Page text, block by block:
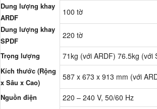
Dung lượng khay
ARDF
100 tờ
Dung lượng khay
SPDF
220 tờ
Trọng lượng 71kg (với ARDF) 76.5kg (với
Kích thước (Rộng
x Sâu x Cao)
587 x 673 x 913 mm (với
Nguồn điện 220 – 240 V, 50/60 Hz